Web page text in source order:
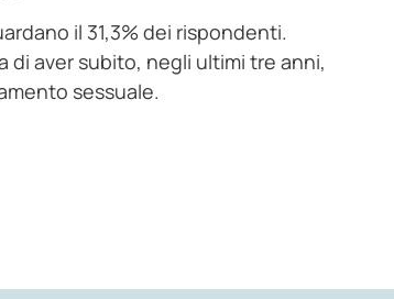
il 31,3% dei rispondenti.
di aver subito, negli ultimi tre anni,
sessuale.